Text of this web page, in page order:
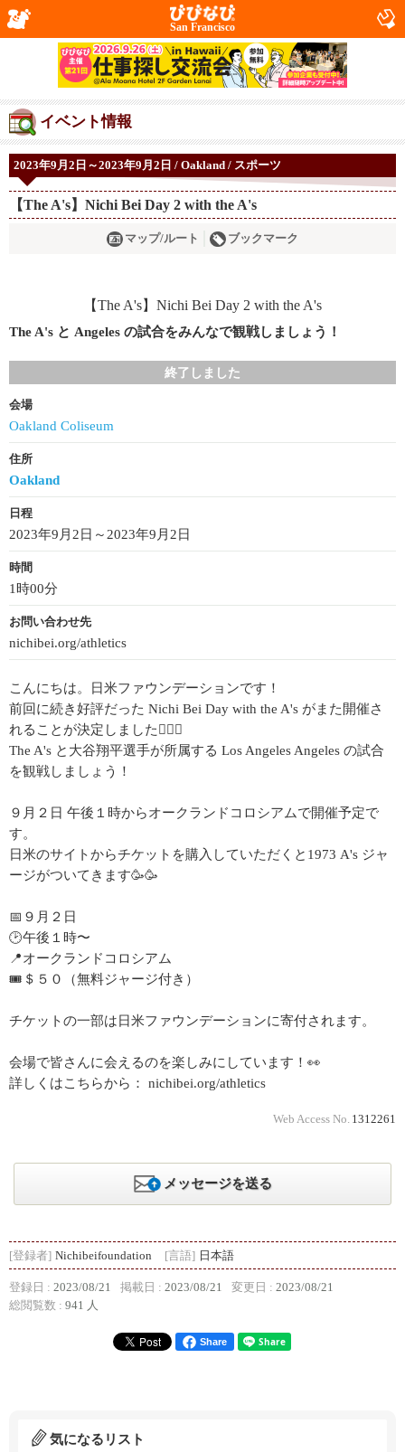
San Francisco
イベント情報
2023年9月2日～2023年9月2日 / Oakland / スポーツ
【The A's】Nichi Bei Day 2 with the A's
マップ/ルート ブックマーク
The A's と Angeles の試合をみんなで観戦しましょう！
終了しました
会場
Oakland Coliseum
住所
Oakland
日程
2023年9月2日～2023年9月2日
時間
1時00分
お問い合わせ先
nichibei.org/athletics
こんにちは。日米ファウンデーションです！
前回に続き好評だった Nichi Bei Day with the A's がまた開催さ
れることが決定しました🙋🏻‍♀️
The A's と大谷翔平選手が所属する Los Angeles Angeles の試合
を観戦しましょう！
９月２日 午後１時からオークランドコロシアムで開催予定で
す。
日米のサイトからチケットを購入していただくと1973 A's ジャ
ージがついてきます🥳🥳
📅９月２日
🕑午後１時〜
📍オークランドコロシアム
🎟＄５０（無料ジャージ付き）
チケットの一部は日米ファウンデーションに寄付されます。
会場で皆さんに会えるのを楽しみにしています！👀
詳しくはこちらから： nichibei.org/athletics
Web Access No. 1312261
メッセージを送る
[登録者] Nichibeifoundation [言語] 日本語
登録日 : 2023/08/21 掲載日 : 2023/08/21 変更日 : 2023/08/21
総閲覧数 : 941 人
Share
気になるリスト